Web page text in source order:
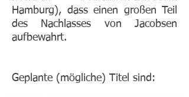
Hamburg), dass einen großen Teil
des Nachlasses von Jacobsen
aufbewahrt.
Geplante (mögliche) Titel sind: